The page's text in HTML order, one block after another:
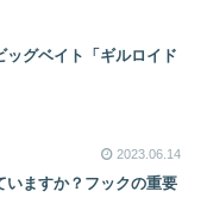
ッグベイト「ギルロイド
2023.06.14
いますか？フックの重要